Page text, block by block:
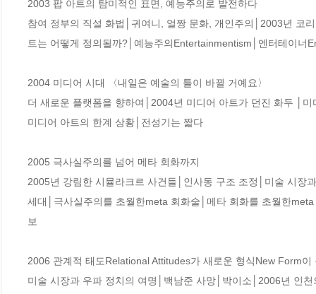
2003 팝 아트의 탐미적인 표면, 예능주의로 발전하다
참여 정부의 직설 화법│귀여니, 얼짱 문화, 개인주의│2003년 코
트는 어떻게 정의될까?│예능주의Entertainmentism│엔터테이너
2004 미디어 시대 〈내일은 예술의 틀이 바뀔 거예요〉
더 새로운 플랫폼을 향하여│2004년 미디어 아트가 던진 화두 │
미디어 아트의 한계 상황│전성기는 짧다
2005 극사실주의를 넘어 메타 회화까지
2005년 강림한 시뮬라크르 사건들│인사동 구조 조정│미술 시장
세대│극사실주의를 초월한meta 회화술│메타 회화를 초월한
보
2006 관계적 태도Relational Attitudes가 새로운 형식New Form이
미술 시장과 우파 정치의 여명│백남준 사망│박이소│2006년 인